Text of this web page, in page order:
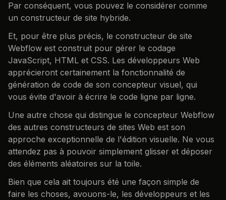
Par conséquent, vous pouvez le considérer comme
un constructeur de site hybride.
Et, pour être plus précis, le constructeur de site
Webflow est construit pour gérer le codage
JavaScript, HTML et CSS. Les développeurs Web
apprécieront certainement la fonctionnalité de
génération de code de son concepteur visuel, qui
vous évite d'avoir à écrire le code ligne par ligne.
Une autre chose qui distingue le concepteur Webflow
des autres constructeurs de sites Web est son
approche exceptionnelle de l'édition visuelle. Ne vous
attendez pas à pouvoir simplement glisser et déposer
des éléments aléatoires sur la toile.
Bien que cela ait toujours été une façon simple de
faire les choses, avouons-le, les développeurs et les